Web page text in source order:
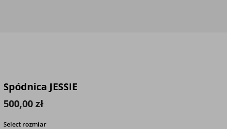
Spódnica JESSIE
500,00 zł
Select rozmiar